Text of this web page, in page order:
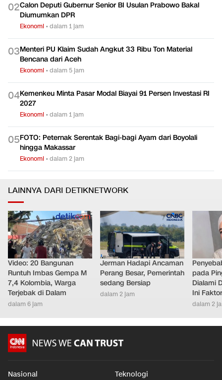
02Calon Deputi Gubernur Senior BI Usulan Prabowo Bakal
Diumumkan DPR
Ekonomi •dalam 1 jam
03Menteri PU Klaim Sudah Angkut 33 Ribu Ton Material
Bencana dari Aceh
Ekonomi •dalam 5 jam
04Kemenkeu Minta Pasar Modal Biayai 91 Persen Investasi RI
2027
Ekonomi •dalam 1 jam
05FOTO: Peternak Serentak Bagi-bagi Ayam dari Boyolali
hingga Makassar
Ekonomi •dalam 2 jam
LAINNYA DARI DETIKNETWORK
Video: 20 Bangunan
Runtuh Imbas Gempa M
7,4 Kolombia, Warga
Terjebak di Dalam
dalam 6 jam
Jerman Hadapi Ancaman
Perang Besar, Pemerintah
sedang Bersiap
dalam 2 jam
pada
Dialami
Ini
dalam 2
Nasional Teknologi